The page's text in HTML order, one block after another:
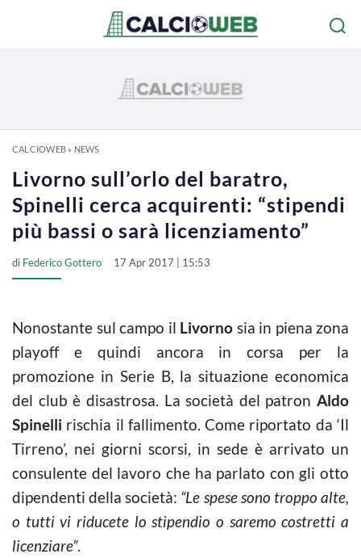
CALCIOWEB» NEWS
Livorno sull’orlo del baratro,
Spinelli cerca acquirenti: “stipendi
più bassi o sarà licenziamento”
di Federico Gottero 17 Apr 2017 | 15:53
Nonostante sul campo il Livorno sia in piena zona
playoff e quindi ancora in corsa per la
promozione in Serie B, la situazione economica
del club è disastrosa. La società del patron Aldo
Spinelli rischia il fallimento. Come riportato da ‘Il
Tirreno’, nei giorni scorsi, in sede è arrivato un
consulente del lavoro che ha parlato con gli otto
dipendenti della società: “Le spese sono troppo alte,
o tutti vi riducete lo stipendio o saremo costretti a
licenziare”.